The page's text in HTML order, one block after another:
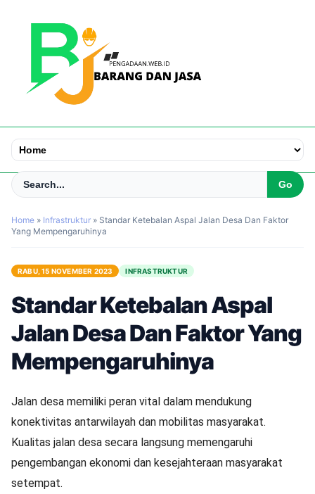
Home » Infrastruktur » Standar Ketebalan Aspal Jalan Desa Dan Faktor
Yang Mempengaruhinya
RABU, 15 NOVEMBER 2023 INFRASTRUKTUR
Standar Ketebalan Aspal
Jalan Desa Dan Faktor Yang
Mempengaruhinya
Jalan desa memiliki peran vital dalam mendukung
konektivitas antarwilayah dan mobilitas masyarakat.
Kualitas jalan desa secara langsung memengaruhi
pengembangan ekonomi dan kesejahteraan masyarakat
setempat.